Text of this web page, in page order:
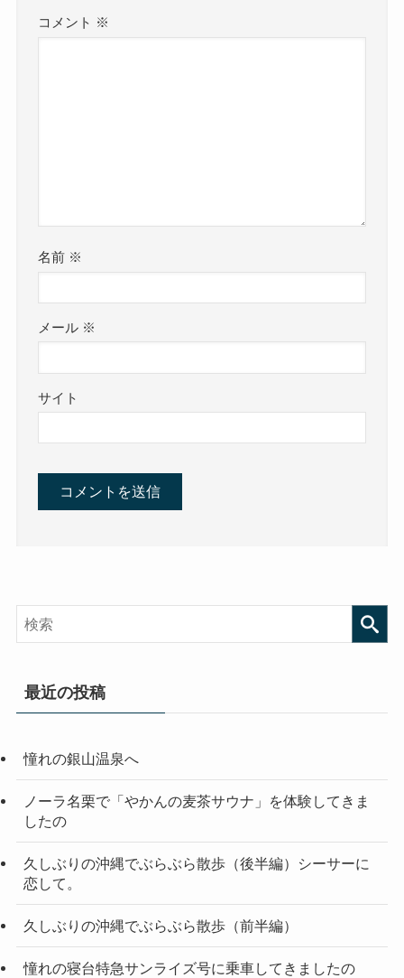
コメント ※
名前 ※
メール ※
サイト
最近の投稿
憧れの銀山温泉へ
ノーラ名栗で「やかんの麦茶サウナ」を体験してきま
したの
久しぶりの沖縄でぶらぶら散歩（後半編）シーサーに
恋して。
久しぶりの沖縄でぶらぶら散歩（前半編）
憧れの寝台特急サンライズ号に乗車してきましたの